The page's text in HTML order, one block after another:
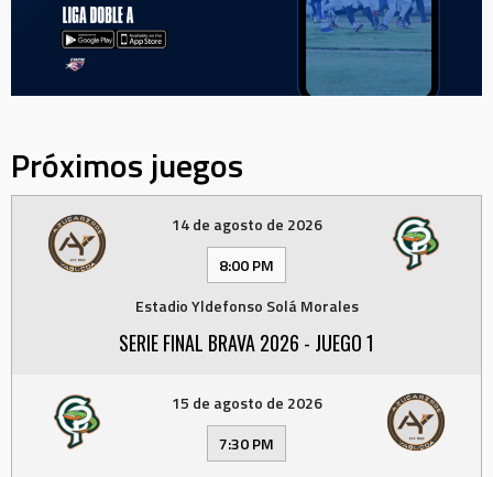
Próximos juegos
14 de agosto de 2026
8:00 PM
Estadio Yldefonso Solá Morales
SERIE FINAL BRAVA 2026 - JUEGO 1
15 de agosto de 2026
7:30 PM